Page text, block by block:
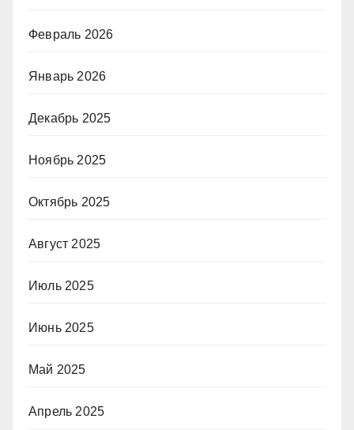
Февраль 2026
Январь 2026
Декабрь 2025
Ноябрь 2025
Октябрь 2025
Август 2025
Июль 2025
Июнь 2025
Май 2025
Апрель 2025